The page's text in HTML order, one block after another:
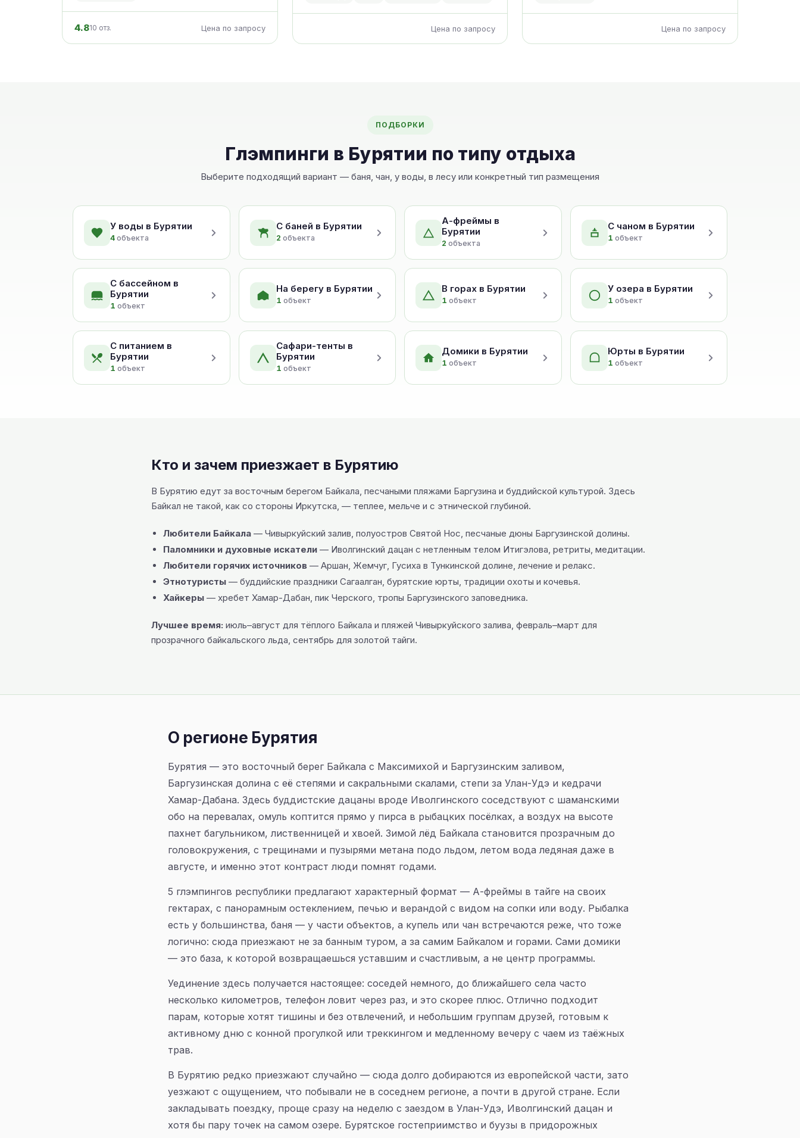
4.810 отз. Цена по запросу Цена по запросу Цена по запросу
ПОДБОРКИ
Глэмпинги в Бурятии по типу отдыха
Выберите подходящий вариант — баня, чан, у воды, в лесу или конкретный тип размещения
У воды в Бурятии
4 объекта
С баней в Бурятии
2 объекта
А-фреймы в
Бурятии
2 объекта
С чаном в Бурятии
1 объект
С бассейном в
Бурятии
1 объект
На берегу в Бурятии
1 объект
В горах в Бурятии
1 объект
У озера в Бурятии
1 объект
С питанием в
Бурятии
1 объект
Сафари-тенты в
Бурятии
1 объект
Домики в Бурятии
1 объект
Юрты в Бурятии
1 объект
Кто и зачем приезжает в Бурятию
В Бурятию едут за восточным берегом Байкала, песчаными пляжами Баргузина и буддийской культурой. Здесь
Байкал не такой, как со стороны Иркутска, — теплее, мельче и с этнической глубиной.
Любители Байкала — Чивыркуйский залив, полуостров Святой Нос, песчаные дюны Баргузинской долины.
Паломники и духовные искатели — Иволгинский дацан с нетленным телом Итигэлова, ретриты, медитации.
Любители горячих источников — Аршан, Жемчуг, Гусиха в Тункинской долине, лечение и релакс.
Этнотуристы — буддийские праздники Сагаалган, бурятские юрты, традиции охоты и кочевья.
Хайкеры — хребет Хамар-Дабан, пик Черского, тропы Баргузинского заповедника.
Лучшее время: июль–август для тёплого Байкала и пляжей Чивыркуйского залива, февраль–март для
прозрачного байкальского льда, сентябрь для золотой тайги.
О регионе Бурятия
Бурятия — это восточный берег Байкала с Максимихой и Баргузинским заливом,
Баргузинская долина с её степями и сакральными скалами, степи за Улан-Удэ и кедрачи
Хамар-Дабана. Здесь буддистские дацаны вроде Иволгинского соседствуют с шаманскими
обо на перевалах, омуль коптится прямо у пирса в рыбацких посёлках, а воздух на высоте
пахнет багульником, лиственницей и хвоей. Зимой лёд Байкала становится прозрачным до
головокружения, с трещинами и пузырями метана подо льдом, летом вода ледяная даже в
августе, и именно этот контраст люди помнят годами.
5 глэмпингов республики предлагают характерный формат — А-фреймы в тайге на своих
гектарах, с панорамным остеклением, печью и верандой с видом на сопки или воду. Рыбалка
есть у большинства, баня — у части объектов, а купель или чан встречаются реже, что тоже
логично: сюда приезжают не за банным туром, а за самим Байкалом и горами. Сами домики
— это база, к которой возвращаешься уставшим и счастливым, а не центр программы.
Уединение здесь получается настоящее: соседей немного, до ближайшего села часто
несколько километров, телефон ловит через раз, и это скорее плюс. Отлично подходит
парам, которые хотят тишины и без отвлечений, и небольшим группам друзей, готовым к
активному дню с конной прогулкой или треккингом и медленному вечеру с чаем из таёжных
трав.
В Бурятию редко приезжают случайно — сюда долго добираются из европейской части, зато
уезжают с ощущением, что побывали не в соседнем регионе, а почти в другой стране. Если
закладывать поездку, проще сразу на неделю с заездом в Улан-Удэ, Иволгинский дацан и
хотя бы пару точек на самом озере. Бурятское гостеприимство и буузы в придорожных